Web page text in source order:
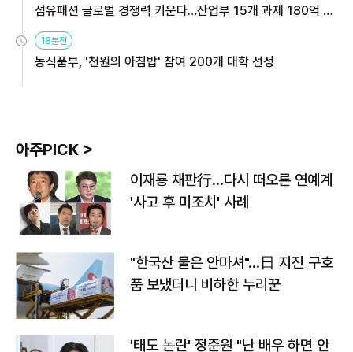
섬유패션 글로벌 경쟁력 키운다…산업부 15개 과제 180억 지
원
18분전
농식품부, '천원의 아침밥' 참여 200개 대학 선정
아주PICK >
이재룡 재판行…다시 떠오른 연예계
'사고 후 미조치' 사례
"한국산 물은 안마셔"…日 지진 구호
품 보냈더니 비하한 누리꾼
'태도 논란' 정준원 "난 배우 하면 안